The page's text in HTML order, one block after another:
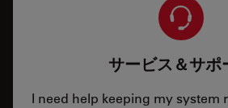
サービス＆サポ
I need help keeping my system